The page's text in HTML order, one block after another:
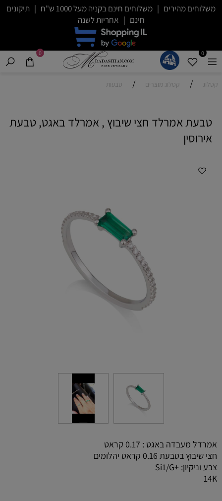
משלוחים מהירים | משלוחים חינם בקניה מעל 1000 ש"ח | תיקונים
חינם | אחריות לשנה
0
0
קטלוג / קטלוג מוצרים / טבעות
טבעת אמרלד חצי שיבוץ , אמרלד באגט, טבעת
אירוסין
אמרדל מעבדה באגט : 0.17 קראט
חצי שיבוץ בטבעת 0.16 קראט יהלומים
צבע וניקיון: +Si1/G
14K